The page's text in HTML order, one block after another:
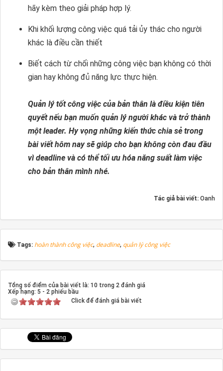
hãy kèm theo giải pháp hợp lý.
Khi khối lượng công việc quá tải ủy thác cho người
khác là điều cần thiết
Biết cách từ chối những công việc bạn không có thời
gian hay không đủ năng lực thực hiện.
Quản lý tốt công việc của bản thân là điều kiện tiên
quyết nếu bạn muốn quản lý người khác và trở thành
một leader. Hy vọng những kiến thức chia sẻ trong
bài viết hôm nay sẽ giúp cho bạn không còn đau đầu
vì deadline và có thể tối ưu hóa năng suất làm việc
cho bản thân mình nhé.
Tác giả bài viết: Oanh
Tags: hoàn thành công việc, deadline, quản lý công việc
Tổng số điểm của bài viết là: 10 trong 2 đánh giá
Xếp hạng: 5 - 2 phiếu bầu
Click để đánh giá bài viết